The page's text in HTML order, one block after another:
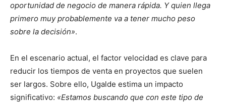
oportunidad de negocio de manera rápida. Y quien llega
primero muy probablemente va a tener mucho peso
sobre la decisión».
En el escenario actual, el factor velocidad es clave para
reducir los tiempos de venta en proyectos que suelen
ser largos. Sobre ello, Ugalde estima un impacto
significativo: «Estamos buscando que con este tipo de